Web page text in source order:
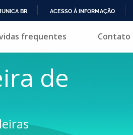
PARA
BR ACESSO À INFORMAÇÃO
frequentes Contato
de